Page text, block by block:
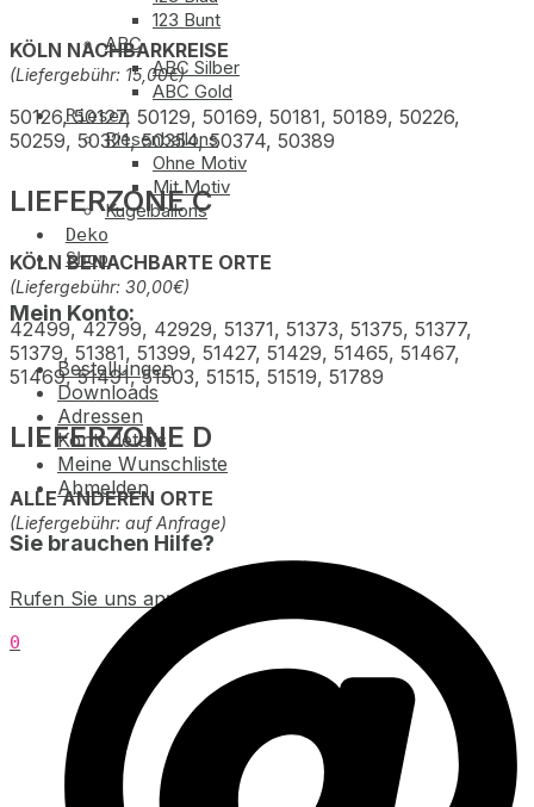
123 Bunt
ABC
ABC Silber
ABC Gold
Riesen
Riesenballons
Ohne Motiv
Mit Motiv
Kugelballons
Deko
Shop
Mein Konto:
Bestellungen
Downloads
Adressen
Kontodetails
Meine Wunschliste
Abmelden
Sie brauchen Hilfe?
Rufen Sie uns an: +49 163 858-582-5
0
KÖLN NACHBARKREISE
(Liefergebühr: 15,00€)
50126, 50127, 50129, 50169, 50181, 50189, 50226,
50259, 50321, 50354, 50374, 50389
LIEFERZONE C
KÖLN BENACHBARTE ORTE
(Liefergebühr: 30,00€)
42499, 42799, 42929, 51371, 51373, 51375, 51377,
51379, 51381, 51399, 51427, 51429, 51465, 51467,
51469, 51491, 51503, 51515, 51519, 51789
LIEFERZONE D
ALLE ANDEREN ORTE
(Liefergebühr: auf Anfrage)